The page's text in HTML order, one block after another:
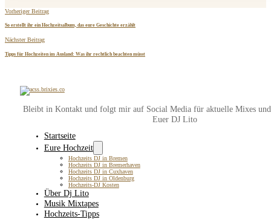
Vorheriger Beitrag
So erstellt ihr ein Hochzeitsalbum, das eure Geschichte erzählt
Nächster Beitrag
Tipps für Hochzeiten im Ausland: Was ihr rechtlich beachten müsst
Bleibt in Kontakt und folgt mir auf Social Media für aktuelle Mixes
Euer DJ Lito
Startseite
Eure Hochzeit
Hochzeits DJ in Bremen
Hochzeits DJ in Bremerhaven
Hochzeits DJ in Cuxhaven
Hochzeits DJ in Oldenburg
Hochzeits-DJ Kosten
Über Dj Lito
Musik Mixtapes
Hochzeits-Tipps